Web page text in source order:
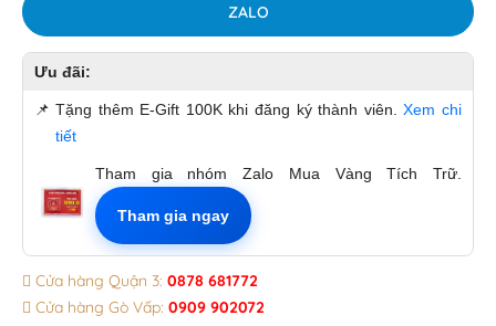
ZALO
Ưu đãi:
📌 Tặng thêm E-Gift 100K khi đăng ký thành viên.Xem chi
tiết
Tham gia nhóm Zalo Mua Vàng Tích Trữ.
Tham gia ngay
Cửa hàng Quận 3: 0878 681772
Cửa hàng Gò Vấp: 0909 902072